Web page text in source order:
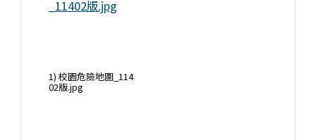
1) 校園危險地圖_114
02版.jpg